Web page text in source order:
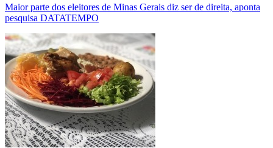
Maior parte dos eleitores de Minas Gerais diz ser de direita, aponta
pesquisa DATATEMPO